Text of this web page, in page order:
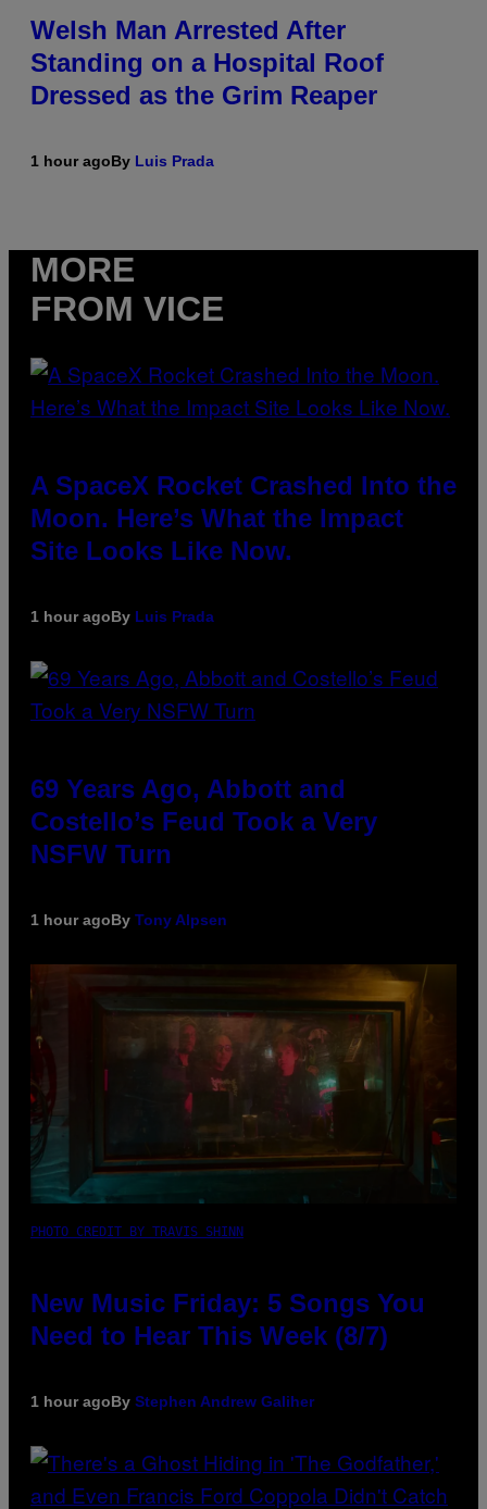
Welsh Man Arrested After
Standing on a Hospital Roof
Dressed as the Grim Reaper
1 hour agoBy Luis Prada
MORE
FROM VICE
A SpaceX Rocket Crashed Into the
Moon. Here’s What the Impact
Site Looks Like Now.
1 hour agoBy Luis Prada
69 Years Ago, Abbott and
Costello’s Feud Took a Very
NSFW Turn
1 hour agoBy Tony Alpsen
PHOTO CREDIT BY TRAVIS SHINN
New Music Friday: 5 Songs You
Need to Hear This Week (8/7)
1 hour agoBy Stephen Andrew Galiher